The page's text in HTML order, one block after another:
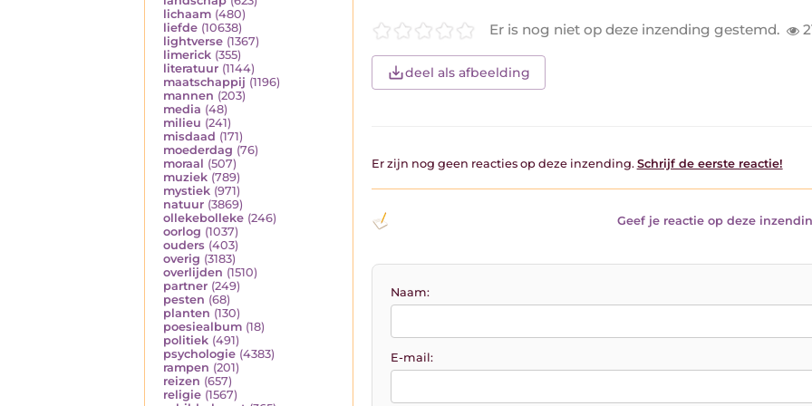
lichaam (480)
liefde (10638)
lightverse (1367)
limerick (355)
literatuur (1144)
maatschappij (1196)
mannen (203)
media (48)
milieu (241)
misdaad (171)
moederdag (76)
moraal (507)
muziek (789)
mystiek (971)
natuur (3869)
ollekebolleke (246)
oorlog (1037)
ouders (403)
overig (3183)
overlijden (1510)
partner (249)
pesten (68)
planten (130)
poesiealbum (18)
politiek (491)
psychologie (4383)
rampen (201)
reizen (657)
religie (1567)
Er is nog niet op deze inzending gestemd.
deel als afbeelding
Er zijn nog geen reacties op deze inzending. Schrijf de eerste reactie!
Geef je reactie op deze
Naam:
E-mail: